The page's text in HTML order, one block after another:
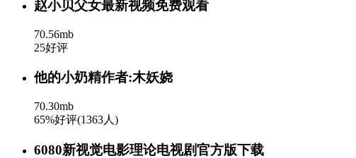
赵小贝父女最新视频免费观看
70.56mb
25好评
他的小奶精作者:木妖娆
70.30mb
65%好评(1363人)
6080新视觉电影理论电视剧官方版下载